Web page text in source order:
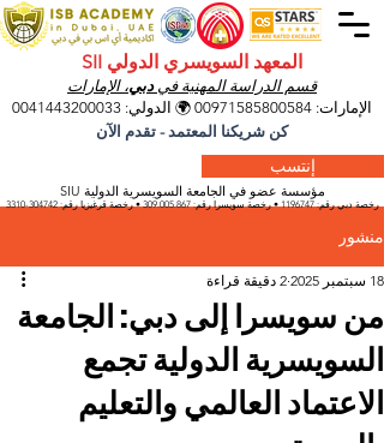
المعهد السويسري الدولي SII
قسم الدراسة المهنية فيدبي، الإمارات
إنتسب
مؤسسة عضو في الجامعة السويسرية الدولية SIU
رخصة دبي رقم:1196747• رخصة سويسرا رقم:309.005.867• رخصة قرغيزيارقم:304742-3310
الإمارات: 00971585800584 🌍 الدولي: 0041443200033
كن شريكنا المعتمد - تقدم الآن
منشور
من سويسرا إلى دبي: الجامعة
السويسرية الدولية تجمع
الاعتماد العالمي والتعليم
18 سبتمبر 2025 2 دقيقة قراءة